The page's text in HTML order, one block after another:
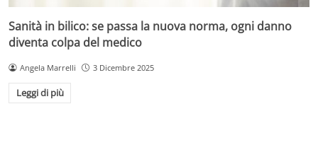
Sanità in bilico: se passa la nuova norma, ogni danno
diventa colpa del medico
Angela Marrelli 3 Dicembre 2025
Leggi di più